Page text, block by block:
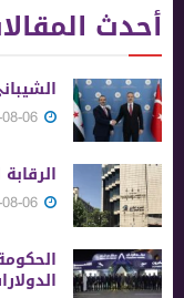
أحدث